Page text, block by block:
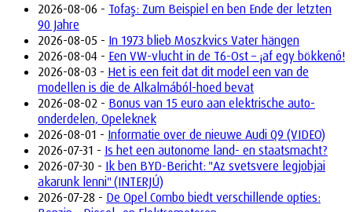
2026-08-06 - Tofaş: Zum Beispiel en ben Ende der letzten
90 Jahre
2026-08-05 - In 1973 blieb Moszkvics Vater hängen
2026-08-04 - Een VW-vlucht in de T6-Ost – ¡af egy bökkenő!
2026-08-03 - Het is een feit dat dit model een van de
modellen is die de Alkalmából-hoed bevat
2026-08-02 - Bonus van 15 euro aan elektrische auto-
onderdelen, Opeleknek
2026-08-01 - Informatie over de nieuwe Audi Q9 (VIDEO)
2026-07-31 - Is het een autonome land- en staatsmacht?
2026-07-30 - Ik ben BYD-Bericht: "Az svetsvere legjobjai
akarunk lenni" (INTERJÚ)
2026-07-28 - De Opel Combo biedt verschillende opties: